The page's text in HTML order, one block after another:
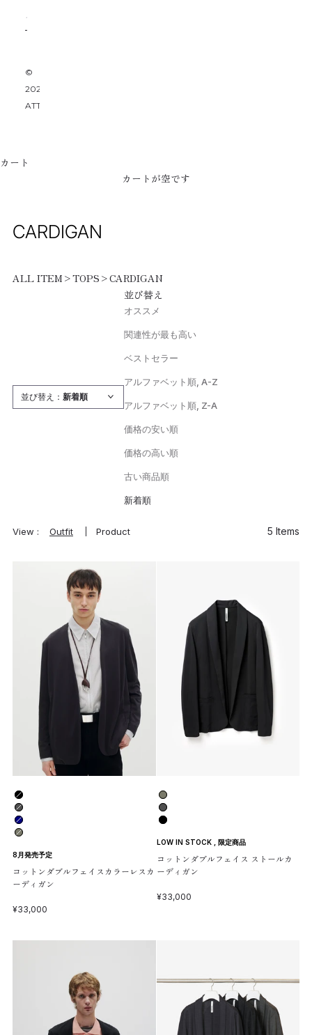
©
2026
ATTACHMENT
カート
カートが空です
CARDIGAN
ALL ITEM >TOPS >CARDIGAN
並び替え： 新着順
並び替え
オススメ
関連性が最も高い
ベストセラー
アルファベット順, A-Z
アルファベット順, Z-A
価格の安い順
価格の高い順
古い商品順
新着順
View : Outfit Product 5 Items
色BLACK/01
D.GRAY/03
NAVY/40
KHAKI GRAY/62
8月発売予定
コットンダブルフェイスカラーレスカ
ーディガン
セール価格
¥33,000
色KHAKI GRAY/62
D.GRAY/03
BLACK/01
LOW IN STOCK, 限定商品
コットンダブルフェイス ストールカ
ーディガン
セール価格
¥33,000